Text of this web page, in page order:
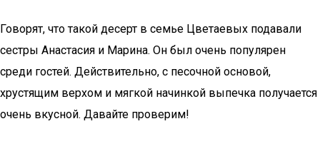
Говорят, что такой десерт в семье Цветаевых подавали
сестры Анастасия и Марина. Он был очень популярен
среди гостей. Действительно, с песочной основой,
хрустящим верхом и мягкой начинкой выпечка получается
очень вкусной. Давайте проверим!